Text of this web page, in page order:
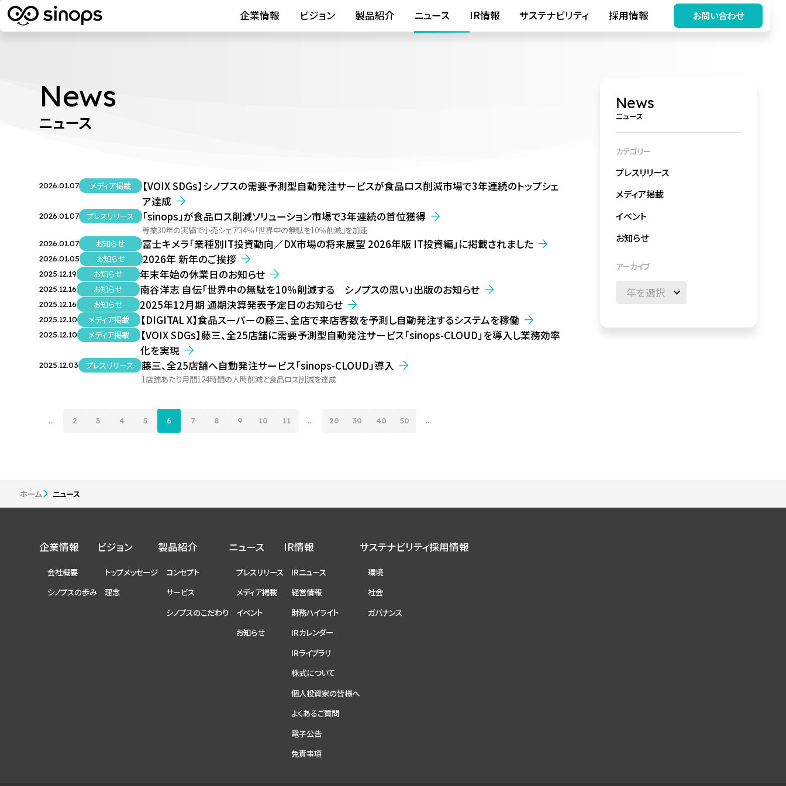
企業情報 ビジョン 製品紹介 ニュース IR情報 サステナビリティ 採用情報 お問い合わせ
News
ニュース
2026.01.07 メディア掲載
【VOIX SDGs】シノプスの需要予測型自動発注サービスが食品ロス削減市場で3年連続のトップシェ
ア達成
2026.01.07 プレスリリース 「sinops」が食品ロス削減ソリューション市場で3年連続の首位獲得
専業30年の実績で小売シェア34％「世界中の無駄を10％削減」を加速
2026.01.07 お知らせ 富士キメラ「業種別IT投資動向／DX市場の将来展望 2026年版 IT投資編」に掲載されました
2026.01.05 お知らせ 2026年 新年のご挨拶
2025.12.19 お知らせ 年末年始の休業日のお知らせ
2025.12.16 お知らせ 南谷洋志 自伝「世界中の無駄を10％削減する シノプスの思い」出版のお知らせ
2025.12.16 お知らせ 2025年12月期 通期決算発表予定日のお知らせ
2025.12.10 メディア掲載 【DIGITAL X】食品スーパーの藤三、全店で来店客数を予測し自動発注するシステムを稼働
2025.12.10 メディア掲載
【VOIX SDGs】藤三、全25店舗に需要予測型自動発注サービス「sinops-CLOUD」を導入し業務効率
化を実現
2025.12.03 プレスリリース 藤三、全25店舗へ自動発注サービス「sinops-CLOUD」導入
1店舗あたり月間124時間の人時削減と食品ロス削減を達成
... 2 3 4 5 6 7 8 9 10 11 ... 20 30 40 50 ...
News
ニュース
カテゴリー
プレスリリース
メディア掲載
イベント
お知らせ
アーカイブ
ホーム ニュース
企業情報
会社概要
シノプスの歩み
ビジョン
トップメッセージ
理念
製品紹介
コンセプト
サービス
シノプスのこだわり
ニュース
プレスリリース
メディア掲載
イベント
お知らせ
IR情報
IRニュース
経営情報
財務ハイライト
IRカレンダー
IRライブラリ
株式について
個人投資家の皆様へ
よくあるご質問
電子公告
免責事項
サステナビリティ
環境
社会
ガバナンス
採用情報